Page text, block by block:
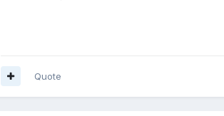
Quote